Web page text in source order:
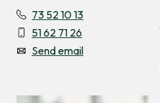
73 52 10 13
51 62 71 26
Send email